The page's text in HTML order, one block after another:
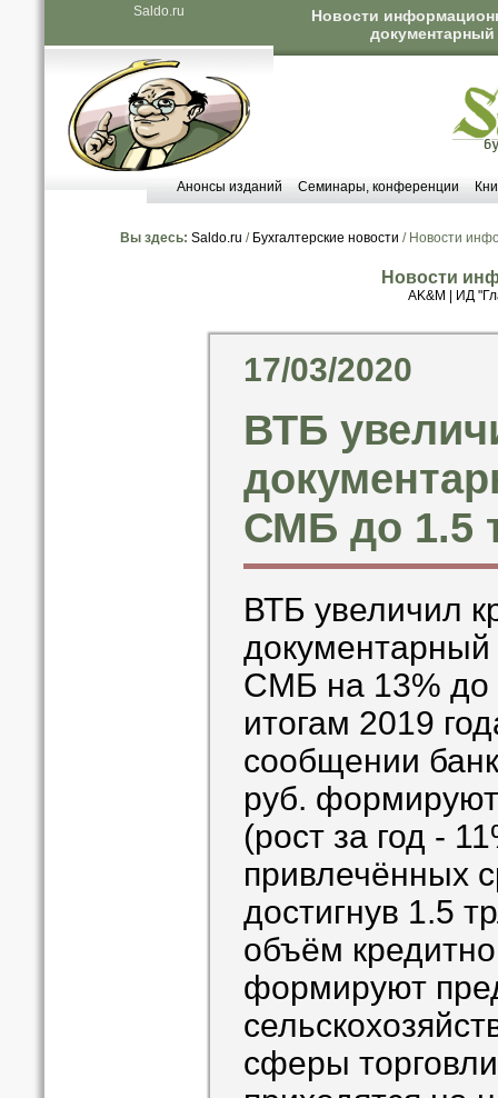
Saldo.ru
Новости
Анонсы изданий Семинары, конференции
Вы здесь: Saldo.ru / Бухгалтерские новости / Новости
Новости
AK&M ИД
17/03/2020
ВТБ
СМБ до 1.5
ВТБ увеличил
СМБ на 13% до
итогам 2019
сообщении
руб.
(рост за год -
привлечённых
достигнув 1.5
объём
формируют
сферы